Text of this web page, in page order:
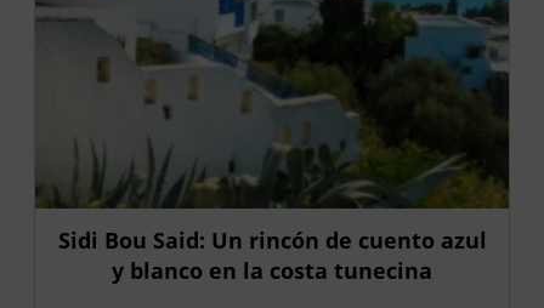
Sidi Bou Said: Un rincón de cuento azul
y blanco en la costa tunecina